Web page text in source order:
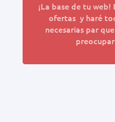
¡La base de tu web!
ofertas y haré
necesarias par